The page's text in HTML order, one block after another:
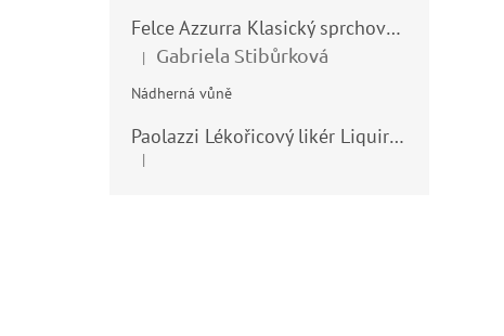
Felce Azzurra Klasický sprchový gel - doccia gel 400ml
Hodnocení produktu je 5 z 5 hvězdiček.
| Gabriela Stibůrková
Nádherná vůně
Paolazzi Lékořicový likér Liquirizia 24% 0,7L
Hodnocení produktu je 5 z 5 hvězdiček.
|